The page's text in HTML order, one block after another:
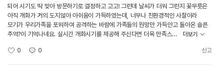
되어 시기도 딱 맞아 방문하기로 결정하고 고고! 그런데 날씨가 더워 그런지 꽃무릇은
아직 개화가 거의 도지않아 아쉬움이 가득하였는데, 너무나 친환경적인 사찰이라
모기가 우리가족을 포워하여 공격하는 바람에 가족들의 원망만 가득안고 돌아온 슬픈
추억?이 기억나네요. 실시간 개화시기를 제공해 주신다면 더욱 만족스...
더보기
0 0 신고